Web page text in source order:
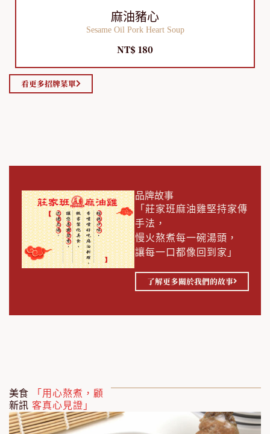
麻油豬心
Sesame Oil Pork Heart Soup
NT$ 180
看更多招牌菜單
品牌故事
「莊家班麻油雞堅持家傳
手法，
慢火熬煮每一碗湯頭，
讓每一口都像回到家」
了解更多關於我們的故事
美食
新訊
「用心熬煮，顧
客真心見證」